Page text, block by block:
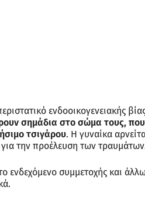
ενδοοικογενειακής
σημάδια στο σώμα τους,
τσιγάρου. Η γυναίκα
για την προέλευση των
ενδεχόμενο συμμετοχής και